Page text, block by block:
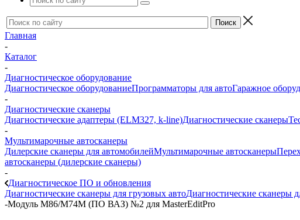
Главная
-
Каталог
-
Диагностическое оборудование
Диагностическое оборудованиеПрограмматоры для автоГаражное
-
Диагностические сканеры
Диагностические адаптеры (ELM327, k-line)Диагностические сканеры
-
Мультимарочные автосканеры
Дилерские сканеры для автомобилейМультимарочные автосканеры
автосканеры (дилерские сканеры)
-
Диагностическое ПО и обновления
Диагностические сканеры для грузовых автоДиагностические сканеры
-Модуль М86/M74M (ПО ВАЗ) №2 для MasterEditPro